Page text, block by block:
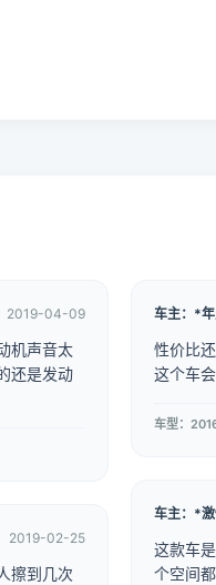
2019-04-09
机声音太
还是发动
2019-02-25
擦到几次
车主：*
性价比
这个车会
车型：
车主：*
这款车
个空间